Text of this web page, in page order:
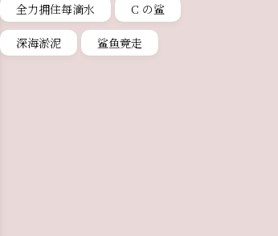
全力拥住每滴水 C の鲨
深海淤泥 鲨鱼竞走